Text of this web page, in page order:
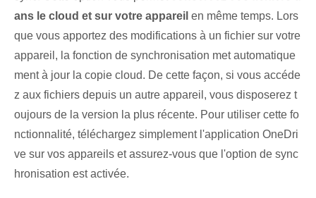
ans le cloud et sur votre appareil en même temps. Lors
que vous apportez des modifications à un fichier sur votre
appareil, la fonction de synchronisation met automatique
ment à jour la copie cloud. De cette façon, si vous accéde
z aux fichiers depuis un autre appareil, vous disposerez t
oujours de la version la plus récente. Pour utiliser cette fo
nctionnalité, téléchargez simplement l'application OneDri
ve sur vos appareils et assurez-vous que l'option de sync
hronisation est activée.